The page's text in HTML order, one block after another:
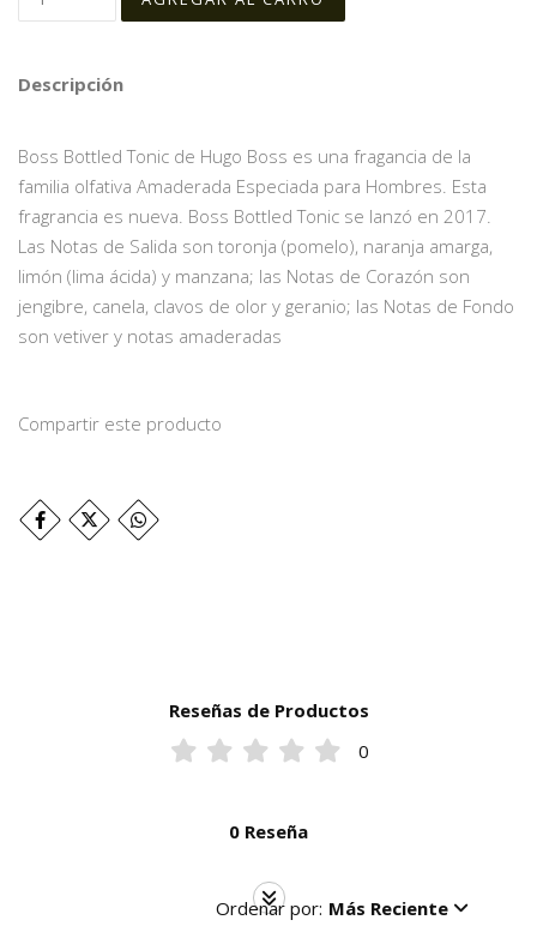
Descripción
Boss Bottled Tonic de Hugo Boss es una fragancia de la
familia olfativa Amaderada Especiada para Hombres. Esta
fragrancia es nueva. Boss Bottled Tonic se lanzó en 2017.
Las Notas de Salida son toronja (pomelo), naranja amarga,
limón (lima ácida) y manzana; las Notas de Corazón son
jengibre, canela, clavos de olor y geranio; las Notas de Fondo
son vetiver y notas amaderadas
Compartir este producto
Reseñas de Productos
0
0 Reseña
Ordenar por: Más Reciente